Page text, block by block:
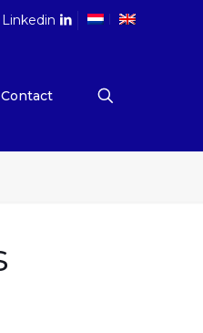
Linkedin
Contact